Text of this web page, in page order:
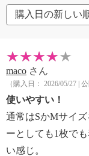
maco さん
（購入日： 2026/05/27 |
使いやすい！
通常はSかMサイ
ーとしても1枚で
い感じ。